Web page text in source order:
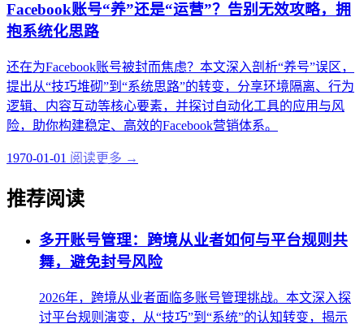
Facebook账号“养”还是“运营”？告别无效攻略，拥
抱系统化思路
还在为Facebook账号被封而焦虑？本文深入剖析“养号”误区，
提出从“技巧堆砌”到“系统思路”的转变，分享环境隔离、行为
逻辑、内容互动等核心要素，并探讨自动化工具的应用与风
险，助你构建稳定、高效的Facebook营销体系。
1970-01-01 阅读更多 →
推荐阅读
多开账号管理：跨境从业者如何与平台规则共
舞，避免封号风险
2026年，跨境从业者面临多账号管理挑战。本文深入探
讨平台规则演变，从“技巧”到“系统”的认知转变，揭示